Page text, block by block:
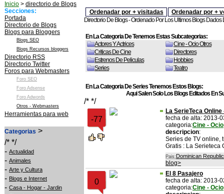
Inicio > directorio de Blogs
Secciones:
Portada
Directorio de Blogs
Blogs para Bloggers
Blogs SEO
Blogs Recursos bloggers
Directorio RSS
Directorio Twitter
Foros para Webmasters
Foro SEO
Foro Adsense
Foro Adwords
Otros - Webmasters
Herramientas para web
Categorias >
/* */
- Actualidad
- Animales
- Arte y Cultura
- Blogs e Internet
- Casa - Hogar - Jardin
Ordenadar por + visitadas
Ordenadar por +
Directorio De Blogs - Ordenado Por Los Ultimos Blogs Dados
En La Categoria De Tenemos Estas Subcategorias:
Actores Y Actrices
Cine - Ocio Otros
Criticas De Cine
Directores
Estrenos De Peliculas
Hobbies
Series
Teatro
En La Categoria De Series Tenemos Estos Blogs:
Aqui Salen Solo Los Blogs Editados En
/* */
-77
La SerieTeca
fecha de alta: 2013-
categoria:Cine - Ocio
descripcion:
Series de TV online,
Gratis : La Serieteca
Pais: Dominican Republic
blog>
0
El 8 Pasajero
fecha de alta: 2013-
categoria:Cine - Ocio